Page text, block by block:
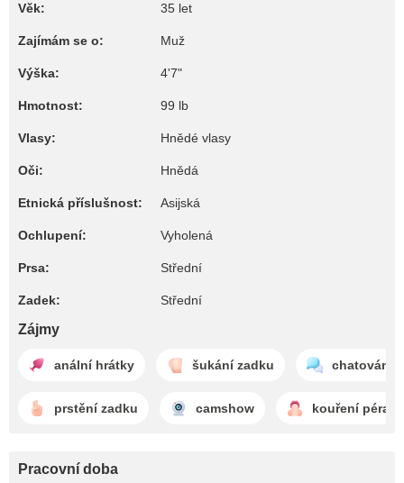
Věk: 35 let
Zajímám se o: Muž
Výška: 4'7"
Hmotnost: 99 lb
Vlasy: Hnědé vlasy
Oči: Hnědá
Etnická příslušnost: Asijská
Ochlupení: Vyholená
Prsa: Střední
Zadek: Střední
Zájmy
anální hrátky šukání zadku chatování
prstění zadku camshow kouření péra
Pracovní doba